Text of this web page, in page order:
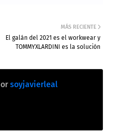
MÁS RECIENTE
El galán del 2021 es el workwear y
TOMMYXLARDINI es la solución
soyjavierleal